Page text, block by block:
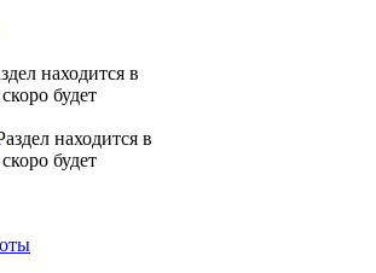
находится в
будет
находится в
будет